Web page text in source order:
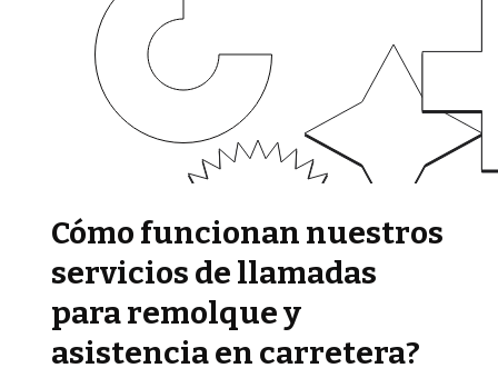
Cómo funcionan nuestros
servicios de llamadas
para remolque y
asistencia en carretera?